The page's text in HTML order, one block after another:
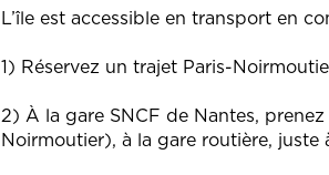
L’île est accessible en transport en
1) Réservez un trajet Paris-
2) À la gare SNCF de Nantes,
Noirmoutier), à la gare routière, juste